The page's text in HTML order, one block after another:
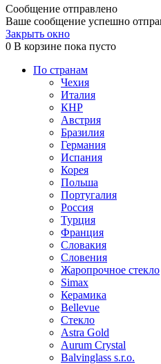
Сообщение отправлено
Ваше сообщение успешно
Закрыть окно
0 В корзине пока пусто
По странам
Чехия
Италия
КНР
Австрия
Бразилия
Германия
Испания
Корея
Польша
Португалия
Россия
Турция
Франция
Словакия
Словения
Жаропрочное стекло
Simax
Керамика
Bellevue
Стекло
Astra Gold
Aurum Crystal
Balvinglass s.r.o.